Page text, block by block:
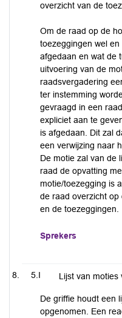
overzicht van de
Om de raad op de
toezeggingen wel
afgedaan en wat de
uitvoering van de
raadsvergadering
ter instemming
gevraagd in een
expliciet aan te
is afgedaan. Dit zal
een verwijzing naar
De motie zal van de
raad de opvatting
motie/toezegging is
de raad overzicht
en de toezeggingen.
Sprekers
5.I Lijst van moties
De griffie houdt een
opgenomen. Een